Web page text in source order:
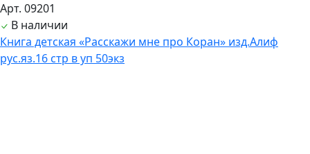
Арт. 09201
В наличии
Книга детская «Расскажи мне про Коран» изд.Алиф
рус.яз.16 стр в уп 50экз